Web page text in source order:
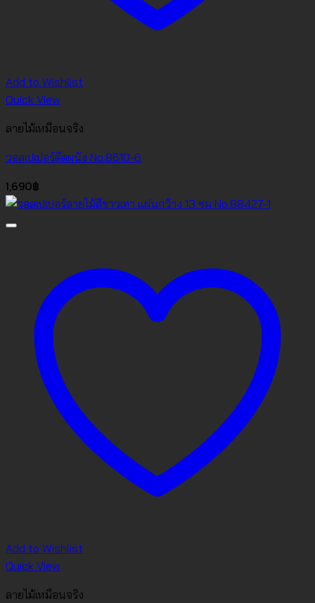
Add to Wishlist
Quick View
ลายไม้เหมือนจริง
วอลเปเปอร์ติดผนัง No.8610-6
1,690฿
Add to Wishlist
Quick View
ลายไม้เหมือนจริง